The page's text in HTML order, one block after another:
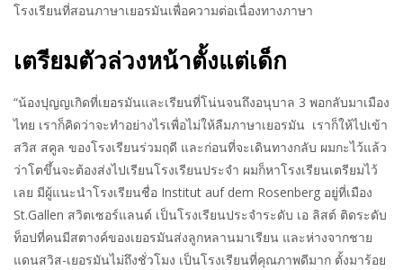
โรงเรียนที่สอนภาษาเยอรมันเพื่อความต่อเนื่องทางภาษา
เตรียมตัวล่วงหน้าตั้งแต่เด็ก
“น้องปุญญเกิดที่เยอรมันและเรียนที่โน่นจนถึงอนุบาล 3 พอกลับมาเมือง
ไทย เราก็คิดว่าจะทำอย่างไรเพื่อไม่ให้ลืมภาษาเยอรมัน เราก็ให้ไปเข้า
สวิส สคูล ของโรงเรียนร่วมฤดี และก่อนที่จะเดินทางกลับ ผมกะไว้แล้ว
ว่าโตขึ้นจะต้องส่งไปเรียนโรงเรียนประจำ ผมก็หาโรงเรียนเตรียมไว้
เลย มีผู้แนะนำโรงเรียนชื่อ Institut auf dem Rosenberg อยู่ที่เมือง
St.Gallen สวิตเซอร์แลนด์ เป็นโรงเรียนประจำระดับ เอ ลิสต์ ติดระดับ
ท็อปที่คนมีสตางค์ของเยอรมันส่งลูกหลานมาเรียน และห่างจากชาย
แดนสวิส-เยอรมันไม่ถึงชั่วโมง เป็นโรงเรียนที่คุณภาพดีมาก ตั้งมาร้อย